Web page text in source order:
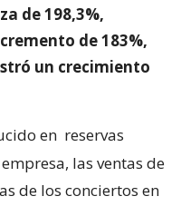
de 198,3%,
de 183%,
un crecimiento
en reservas
las ventas de
de los conciertos en